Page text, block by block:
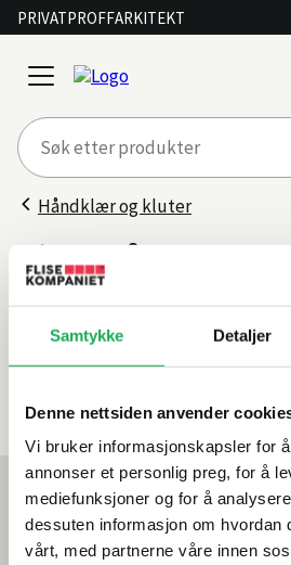
Samtykke Detaljer
Denne nettsiden anvender
Vi bruker informasjonskapsler for
annonser et personlig preg, for å
mediefunksjoner og for å
dessuten informasjon om hvordan
vårt, med partnerne våre innen
PRIVATPROFFARKITEKT
open
menu
Håndklær og kluter
Gjestehåndkle
Filter
Sorter
etter
Mest lest akkurat nå
Årets flis hos Flisekompaniet